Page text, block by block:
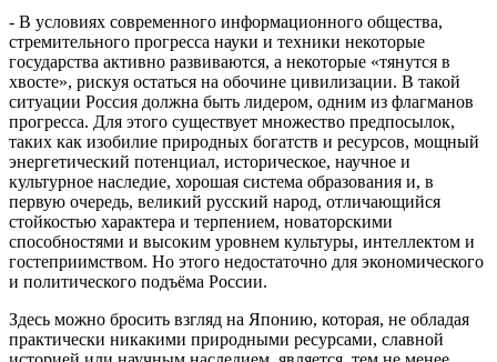
- В условиях современного информационного общества,
стремительного прогресса науки и техники некоторые
государства активно развиваются, а некоторые «тянутся в
хвосте», рискуя остаться на обочине цивилизации. В такой
ситуации Россия должна быть лидером, одним из флагманов
прогресса. Для этого существует множество предпосылок,
таких как изобилие природных богатств и ресурсов, мощный
энергетический потенциал, историческое, научное и
культурное наследие, хорошая система образования и, в
первую очередь, великий русский народ, отличающийся
стойкостью характера и терпением, новаторскими
способностями и высоким уровнем культуры, интеллектом и
гостеприимством. Но этого недостаточно для экономического
и политического подъёма России.
Здесь можно бросить взгляд на Японию, которая, не обладая
практически никакими природными ресурсами, славной